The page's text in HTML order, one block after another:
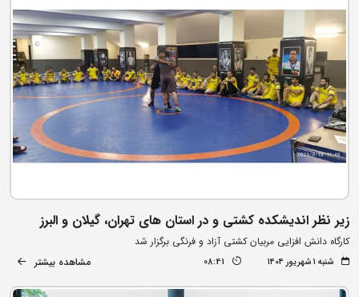
زیر نظر اندیشکده کشتی و در استان های تهران، گیلان و البرز
کارگاه دانش افزایی مربیان کشتی آزاد و فرنگی برگزار شد
شنبه ۱ شهریور ۱۴۰۴ 08:41 مشاهده بیشتر